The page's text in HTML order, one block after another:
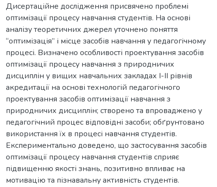
Дисертаційне дослідження присвячено проблемі
оптимізації процесу навчання студентів. На основі
аналізу теоретичних джерел уточнено поняття
“оптимізація” і місце засобів навчання у педагогічному
процесі. Визначено особливості проектування засобів
оптимізації процесу навчання з природничих
дисциплін у вищих навчальних закладах I-II рівнів
акредитації на основі технологій педагогічного
проектування засобів оптимізації навчання з
природничих дисциплін; створено та впроваджено у
педагогічний процес відповідні засоби; обґрунтовано
використання їх в процесі навчання студентів.
Експериментально доведено, що застосування засобів
оптимізації процесу навчання студентів сприяє
підвищенню якості знань, позитивно впливає на
мотивацію та пізнавальну активність студентів.